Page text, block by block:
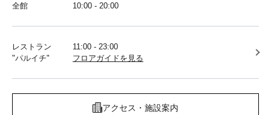
全館 10:00 - 20:00
レストラン
"パルイチ"
11:00 - 23:00
フロアガイドを見る
アクセス・施設案内